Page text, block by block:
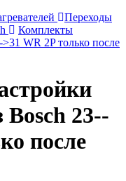
Переходы
Комплекты
WR 2P только после
23--
после